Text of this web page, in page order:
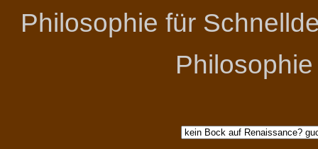
Philosophie für